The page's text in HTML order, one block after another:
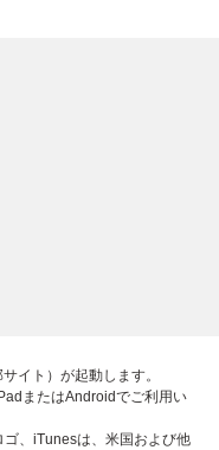
イト）が起動します。
またはAndroidでご利用い
、iTunesは、米国および他